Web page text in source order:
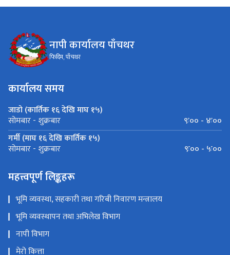
नापी कार्यालय पाँचथर
फिदिम, पाँचथर
कार्यालय समय
जाडो (कार्तिक १६ देखि माघ १५)
सोमबार - शुक्रबार
९ः०० - ४ः००
गर्मी (माघ १६ देखि कार्तिक १५)
सोमबार - शुक्रबार ९ः०० - ५ः००
महत्त्वपूर्ण लिङ्कहरू
भूमि व्यवस्था, सहकारी तथा गरिबी निवारण मन्त्रालय
भूमि व्यवस्थापन तथा अभिलेख विभाग
नापी विभाग
मेरो कित्ता